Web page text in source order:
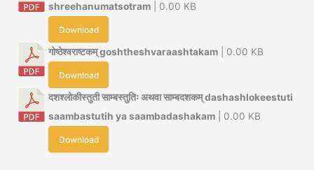
shreehanumatsotram | 0.00 KB
Download
गोष्ठेश्वराष्टकम् goshtheshvaraashtakam | 0.00 KB
Download
दशश्लोकीस्तुती साम्बस्तुतिः अथवा साम्बदशकम् dashashlokeestuti
saambastutih ya saambadashakam | 0.00 KB
Download